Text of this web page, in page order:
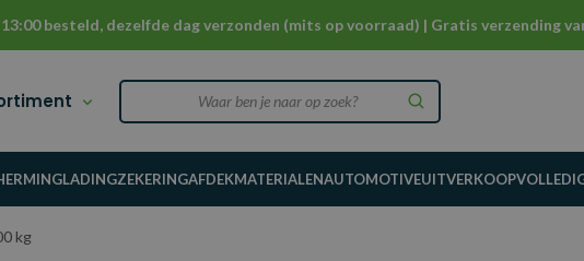
besteld, dezelfde dag verzonden (mits op voorraad) | Gratis verzending
LADINGZEKERINGAFDEKMATERIALENAUTOMOTIVEUITVERKOOP
kg